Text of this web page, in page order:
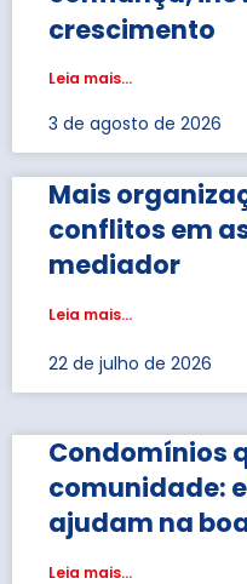
crescimento
Leia mais...
3 de agosto de 2026
Mais
conflitos em
mediador
Leia mais...
22 de julho de 2026
Condomínios
comunidade:
ajudam na
Leia mais...